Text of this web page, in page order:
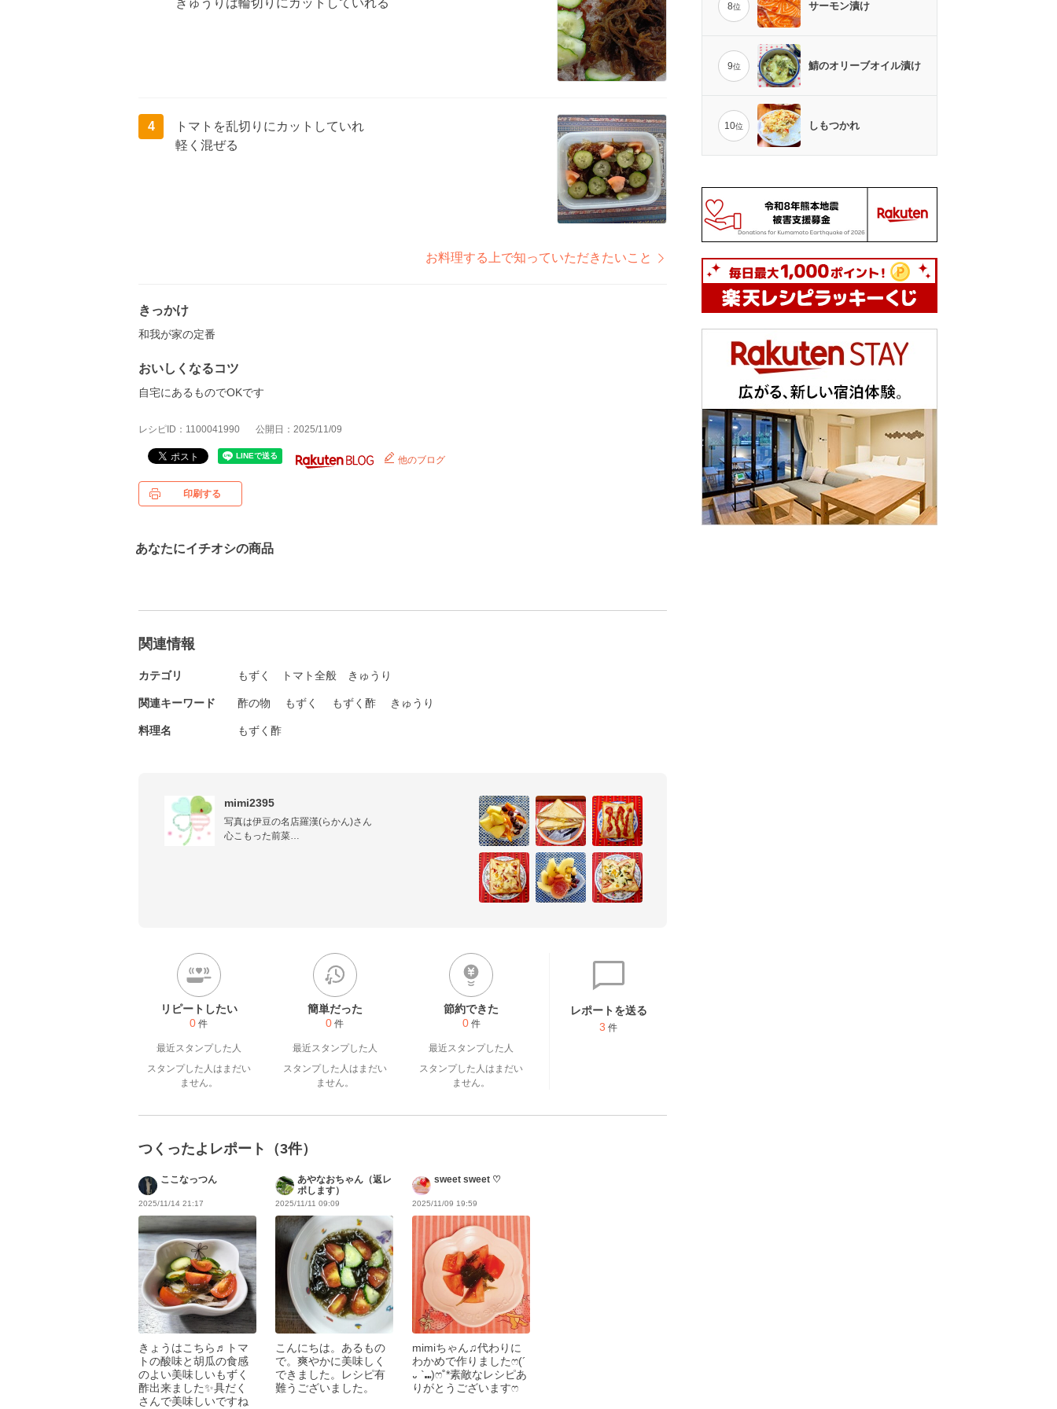
きゅうりは輪切りにカットしていれる
4
トマトを乱切りにカットしていれ
軽く混ぜる
お料理する上で知っていただきたいこと
きっかけ
和我が家の定番
おいしくなるコツ
自宅にあるものでOKです
レシピID：1100041990 公開日：2025/11/09
他のブログ
印刷する
あなたにイチオシの商品
関連情報
カテゴリ もずく トマト全般 きゅうり
関連キーワード 酢の物 もずく もずく酢 きゅうり
料理名 もずく酢
mimi2395
写真は伊豆の名店羅漢(⁠らかん)さん
心こもった前菜
2　つくったよレポート承認
3　つくったよレポート送信
4    お返コメント受信後画像削除
上記の順序にてしています
リピレポの場合
ご連絡ください
リピートしたい
0 件
最近スタンプした人
スタンプした人はまだい
ません。
簡単だった
0 件
最近スタンプした人
スタンプした人はまだい
ません。
節約できた
0 件
最近スタンプした人
スタンプした人はまだい
ません。
レポートを送る
3 件
つくったよレポート（3件）
ここなっつん
2025/11/14 21:17
きょうはこちら♬トマ
トの酸味と胡瓜の食感
のよい美味しいもずく
酢出来ました✨具だく
さんで美味しいですね
あやなおちゃん（返レ
ポします）
2025/11/11 09:09
こんにちは。あるもの
で。爽やかに美味しく
できました。レシピ有
難うございました。
sweet sweet ♡
2025/11/09 19:59
mimiちゃん♫代わりに
わかめで作りましたෆ(´
᎑ `⑉︎)ෆ˚*素敵なレシピあ
りがとうございますෆ
8位 サーモン漬け
9位 鯖のオリーブオイル漬け
10位 しもつかれ